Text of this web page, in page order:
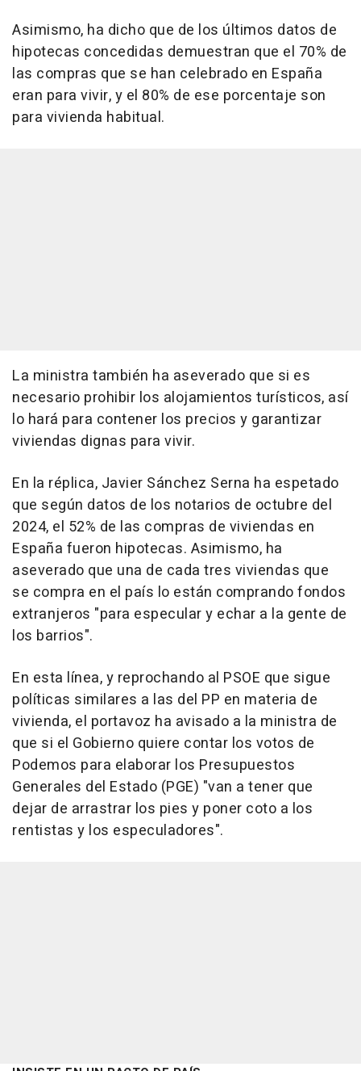
Asimismo, ha dicho que de los últimos datos de
hipotecas concedidas demuestran que el 70% de
las compras que se han celebrado en España
eran para vivir, y el 80% de ese porcentaje son
para vivienda habitual.
La ministra también ha aseverado que si es
necesario prohibir los alojamientos turísticos, así
lo hará para contener los precios y garantizar
viviendas dignas para vivir.
En la réplica, Javier Sánchez Serna ha espetado
que según datos de los notarios de octubre del
2024, el 52% de las compras de viviendas en
España fueron hipotecas. Asimismo, ha
aseverado que una de cada tres viviendas que
se compra en el país lo están comprando fondos
extranjeros "para especular y echar a la gente de
los barrios".
En esta línea, y reprochando al PSOE que sigue
políticas similares a las del PP en materia de
vivienda, el portavoz ha avisado a la ministra de
que si el Gobierno quiere contar los votos de
Podemos para elaborar los Presupuestos
Generales del Estado (PGE) "van a tener que
dejar de arrastrar los pies y poner coto a los
rentistas y los especuladores".